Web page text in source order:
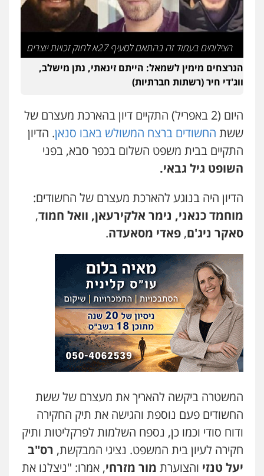
עו"ד שלי גורביץ – לוי
וחקירות צבאי תעבורה
0544218336
פלילי דיני תעבורה מעצרים וחקירות
0505078733
עו"ד קארין לגטיוי
0507446995
משרד עורכי דין טאי שרקי
0547556464
עו"ד אילן אלימלך
פלילי פשיעה חמורה תעבורה אסירים
0522992110
עו"ד שאדי נאטור
0509230800
גיל דביר – משרד עורכי דין
פלילי פשיעה כלכלית צווארון לבן
0506217771
הצילומים בעמוד זה בהתאם לסעיף 27א לחוק זכויות יוצרים
הנרצחים מימין לשמאל: הייתם זינאתי, נתן מישלב,
ווג'די חיר (רשתות חברתיות)
היום (2 באפריל) התקיים דיון בהארכת מעצרם של
ששת החשודים ברצח המשולש באבו סנאן. הדיון
התקיים בבית משפט השלום בכפר סבא, בפני
השופט גיל גבאי.
הדיון היה בנוגע להארכת מעצרם של החשודים:
מוחמד כנאני, נימר אלקירעאן, וואל חמוד,
סאקר ניג'ם, פאדי מסאעדה.
המשטרה ביקשה להאריך את מעצרם של ששת
החשודים פעם נוספת והגישה את תיק החקירה
ודוח סודי וכמו כן, נספח השלמות לפרקליטות ותיק
חקירה לעיון בית המשפט. נציגי המבקשת, רס"ב
יעל טנזי והצוערת מור מזרחי, אמרו: "ניצלנו את